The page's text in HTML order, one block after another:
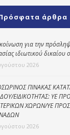
Κοινωνικό
παντοπωλείο
Kοινωνικό
φαρμακείο
Κέντρο Ημερήσιας
Φροντίδας
Ηλικιωμένων
(Κ.Η.Φ.Η.) Πρέβεζας
άρθρα
για την
ιδιωτικού
2026
ΠΙΝΑΚΑΣ
ΕΙΔΙΚΟΤΗΤΑΣ: ΥΕ
ΧΩΡΩΝ/ΥΕ
2026